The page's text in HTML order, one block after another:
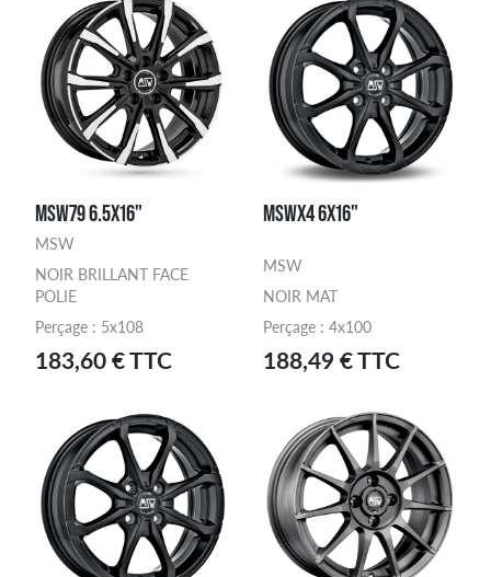
MSW79 6.5X16"
MSW
NOIR BRILLANT FACE
POLIE
Perçage : 5x108
183,60 € TTC
MSWX4 6X16"
MSW
NOIR MAT
Perçage : 4x100
188,49 € TTC